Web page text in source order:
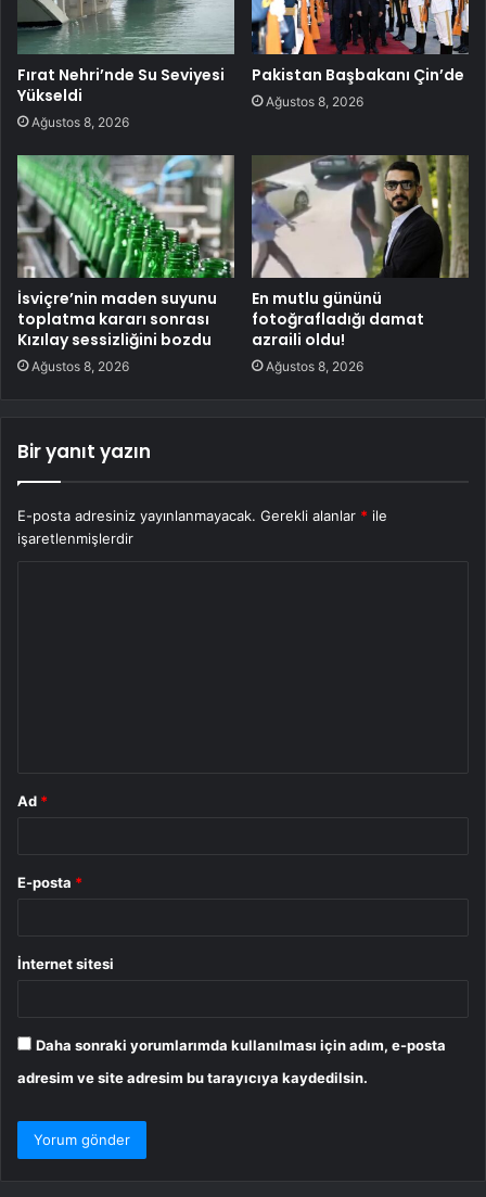
Fırat Nehri’nde Su Seviyesi
Yükseldi
Ağustos 8, 2026
Pakistan Başbakanı Çin’de
Ağustos 8, 2026
İsviçre’nin maden suyunu
toplatma kararı sonrası
Kızılay sessizliğini bozdu
Ağustos 8, 2026
En mutlu gününü
fotoğrafladığı damat
azraili oldu!
Ağustos 8, 2026
Bir yanıt yazın
E-posta adresiniz yayınlanmayacak. Gerekli alanlar * ile
işaretlenmişlerdir
Ad *
E-posta *
İnternet sitesi
Daha sonraki yorumlarımda kullanılması için adım, e-posta
adresim ve site adresim bu tarayıcıya kaydedilsin.